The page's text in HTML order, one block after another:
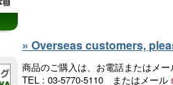
» Overseas customers,
商品のご購入は、お電話またはメ
TEL : 03-5770-5110 またはメール